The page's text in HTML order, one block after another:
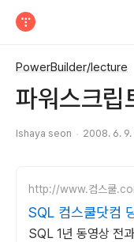
PowerBuilder/lecture
파워스크
Ishaya seon 2008. 6. 9.
http://www.컴스쿨
SQL 컴스쿨닷컴
프티콘!
SQL 1년 동영상 전